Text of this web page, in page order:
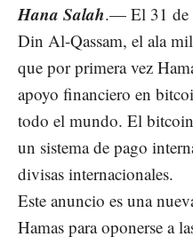
Hana Salah.— El 31 de
Din Al-Qassam, el ala
que por primera vez
apoyo financiero en
todo el mundo. El
un sistema de pago
divisas internacionales.
Este anuncio es una
Hamas para oponerse a